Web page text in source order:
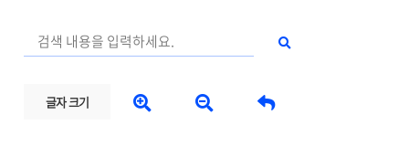
글자 크기   